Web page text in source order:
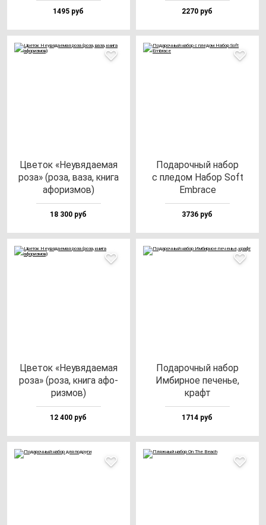
1495 руб 2270 руб
Цве­ток «Неувя­да­емая
ро­за» (ро­за, ва­за, кни­га
афо­риз­мов)
18 300 руб
Пода­роч­ный на­бор
с пле­дом Набор Soft
Embra­ce
3736 руб
Цве­ток «Неувя­да­емая
ро­за» (ро­за, кни­га афо­
риз­мов)
12 400 руб
Пода­роч­ный на­бор
Имбир­ное пе­ченье,
крафт
1714 руб